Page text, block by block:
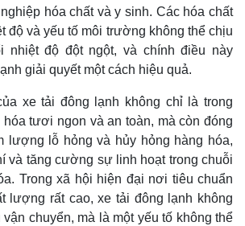
hóa chất và y sinh. Các hóa chất
độ và yếu tố môi trường không thể chịu
nhiệt độ đột ngột, và chính điều này
giải quyết một cách hiệu quả.
xe tải đông lạnh không chỉ là trong
tươi ngon và an toàn, mà còn đóng
lượng lỗ hỏng và hủy hỏng hàng hóa,
và tăng cường sự linh hoạt trong chuỗi
Trong xã hội hiện đại nơi tiêu chuẩn
lượng rất cao, xe tải đông lạnh không
chuyển, mà là một yếu tố không thể